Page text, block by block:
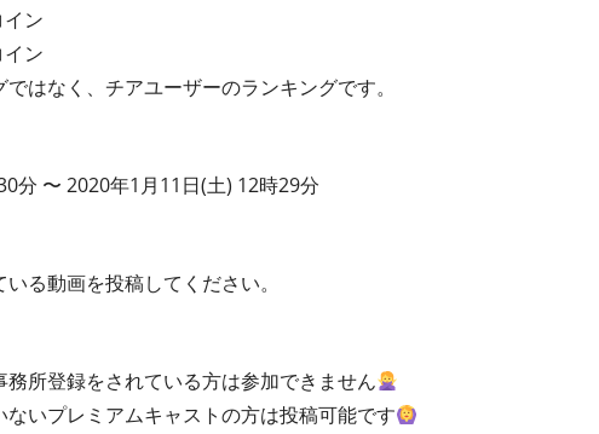
ン
ン
はなく、チアユーザーのランキングです。
分 〜 2020年1月11日(土) 12時29分
る動画を投稿してください。
務所登録をされている方は参加できません
ないプレミアムキャストの方は投稿可能です